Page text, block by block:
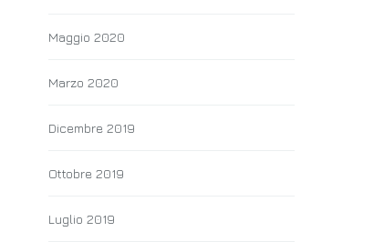
Maggio 2020
Marzo 2020
Dicembre 2019
Ottobre 2019
Luglio 2019